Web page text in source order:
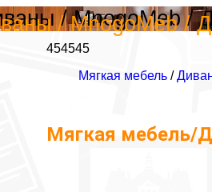
/ MnogoMeb /
/ MnogoMeb /
454545
Мягкая мебель /
Мягкая мебель/